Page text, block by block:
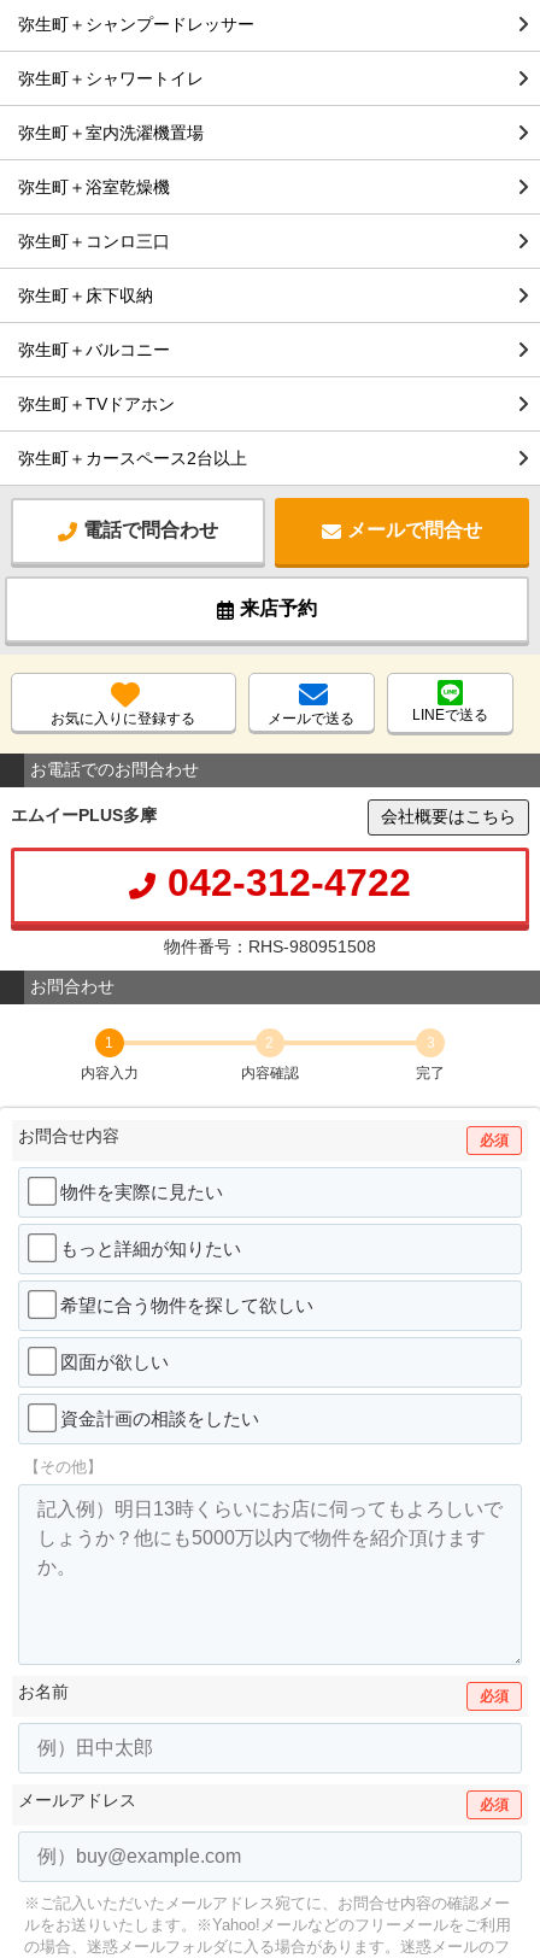
弥生町＋シャンプードレッサー
弥生町＋シャワートイレ
弥生町＋室内洗濯機置場
弥生町＋浴室乾燥機
弥生町＋コンロ三口
弥生町＋床下収納
弥生町＋バルコニー
弥生町＋TVドアホン
弥生町＋カースペース2台以上
電話で問合わせ メールで問合せ
来店予約
お気に入りに登録する メールで送る LINEで送る
お電話でのお問合わせ
エムイーPLUS多摩 会社概要はこちら
042-312-4722
物件番号：RHS-980951508
お問合わせ
1
内容入力
2
内容確認
3
完了
お問合せ内容 必須
物件を実際に見たい
もっと詳細が知りたい
希望に合う物件を探して欲しい
図面が欲しい
資金計画の相談をしたい
【その他】
お名前 必須
メールアドレス 必須
※ご記入いただいたメールアドレス宛てに、お問合せ内容の確認メー
ルをお送りいたします。
※Yahoo!メールなどのフリーメールをご利用
の場合、迷惑メールフォルダに入る場合があります。 迷惑メールのフ